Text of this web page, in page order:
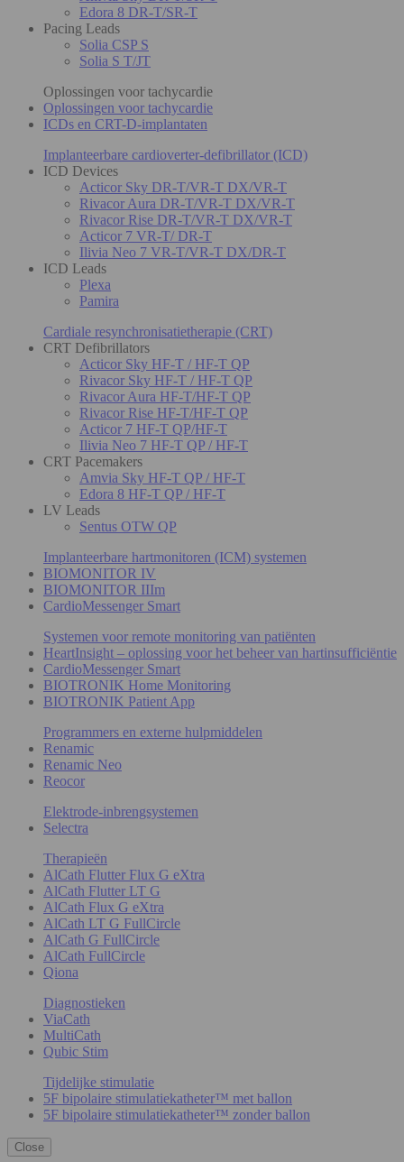
Edora 8 DR-T/SR-T
Pacing Leads
Solia CSP S
Solia S T/JT
Oplossingen voor tachycardie
Oplossingen voor tachycardie
ICDs en CRT-D-implantaten
Implanteerbare cardioverter-defibrillator (ICD)
ICD Devices
Acticor Sky DR-T/VR-T DX/VR-T
Rivacor Aura DR-T/VR-T DX/VR-T
Rivacor Rise DR-T/VR-T DX/VR-T
Acticor 7 VR-T/ DR-T
Ilivia Neo 7 VR-T/VR-T DX/DR-T
ICD Leads
Plexa
Pamira
Cardiale resynchronisatietherapie (CRT)
CRT Defibrillators
Acticor Sky HF-T / HF-T QP
Rivacor Sky HF-T / HF-T QP
Rivacor Aura HF-T/HF-T QP
Rivacor Rise HF-T/HF-T QP
Acticor 7 HF-T QP/HF-T
Ilivia Neo 7 HF-T QP / HF-T
CRT Pacemakers
Amvia Sky HF-T QP / HF-T
Edora 8 HF-T QP / HF-T
LV Leads
Sentus OTW QP
Implanteerbare hartmonitoren (ICM) systemen
BIOMONITOR IV
BIOMONITOR IIIm
CardioMessenger Smart
Systemen voor remote monitoring van patiënten
HeartInsight – oplossing voor het beheer van hartinsufficiëntie
CardioMessenger Smart
BIOTRONIK Home Monitoring
BIOTRONIK Patient App
Programmers en externe hulpmiddelen
Renamic
Renamic Neo
Reocor
Elektrode-inbrengsystemen
Selectra
Therapieën
AlCath Flutter Flux G eXtra
AlCath Flutter LT G
AlCath Flux G eXtra
AlCath LT G FullCircle
AlCath G FullCircle
AlCath FullCircle
Qiona
Diagnostieken
ViaCath
MultiCath
Qubic Stim
Tijdelijke stimulatie
5F bipolaire stimulatiekatheter™ met ballon
5F bipolaire stimulatiekatheter™ zonder ballon
Close